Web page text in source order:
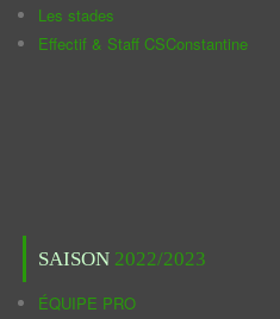
Les stades
Effectif & Staff CSConstantine
SAISON 2022/2023
ÉQUIPE PRO